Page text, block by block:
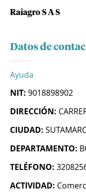
Raiagro S A S
Datos de
Ayuda
NIT: 9018898902
DIRECCIÓN:
CIUDAD:
DEPARTAMENTO:
TELÉFONO:
ACTIVIDAD: